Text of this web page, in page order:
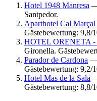
Hotel 1948 Manresa —
Santpedor.
Aparthotel Cal Marçal
Gästebewertung:
HOTEL ORENETA -
Gironella.
Parador de Cardona —
Gästebewertung: 9,2/
Hotel Mas de la Sala
Gästebewertung: